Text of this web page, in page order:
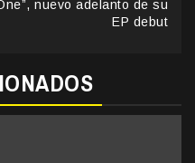
nuevo adelanto de su
EP debut